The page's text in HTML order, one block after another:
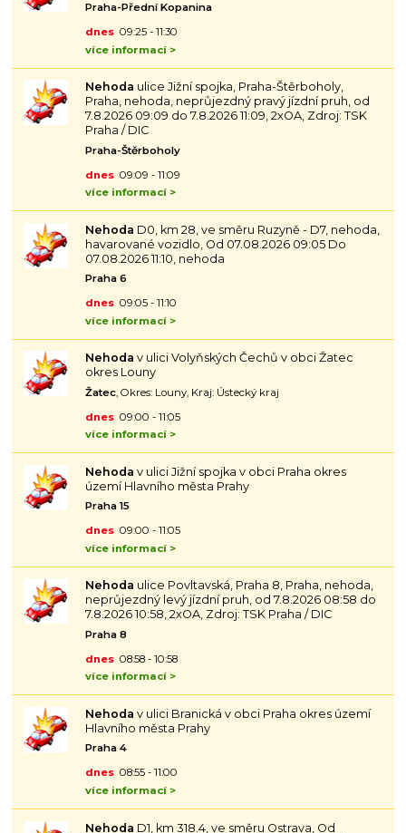
Praha-Přední Kopanina
dnes 09:25 - 11:30
více informací >
Nehoda ulice Jižní spojka, Praha-Štěrboholy,
Praha, nehoda, neprůjezdný pravý jízdní pruh, od
7.8.2026 09:09 do 7.8.2026 11:09, 2xOA, Zdroj: TSK
Praha / DIC
Praha-Štěrboholy
dnes 09:09 - 11:09
více informací >
Nehoda D0, km 28, ve směru Ruzyně - D7, nehoda,
havarované vozidlo, Od 07.08.2026 09:05 Do
07.08.2026 11:10, nehoda
Praha 6
dnes 09:05 - 11:10
více informací >
Nehoda v ulici Volyňských Čechů v obci Žatec
okres Louny
Žatec , Okres: Louny, Kraj: Ústecký kraj
dnes 09:00 - 11:05
více informací >
Nehoda v ulici Jižní spojka v obci Praha okres
území Hlavního města Prahy
Praha 15
dnes 09:00 - 11:05
více informací >
Nehoda ulice Povltavská, Praha 8, Praha, nehoda,
neprůjezdný levý jízdní pruh, od 7.8.2026 08:58 do
7.8.2026 10:58, 2xOA, Zdroj: TSK Praha / DIC
Praha 8
dnes 08:58 - 10:58
více informací >
Nehoda v ulici Branická v obci Praha okres území
Hlavního města Prahy
Praha 4
dnes 08:55 - 11:00
více informací >
Nehoda D1, km 318.4, ve směru Ostrava, Od